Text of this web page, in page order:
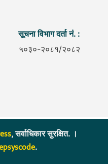
सूचना विभाग दर्ता नं. :
५०३०-२०८१/२०८२
, सर्वाधिकार सुरक्षित. ।
.